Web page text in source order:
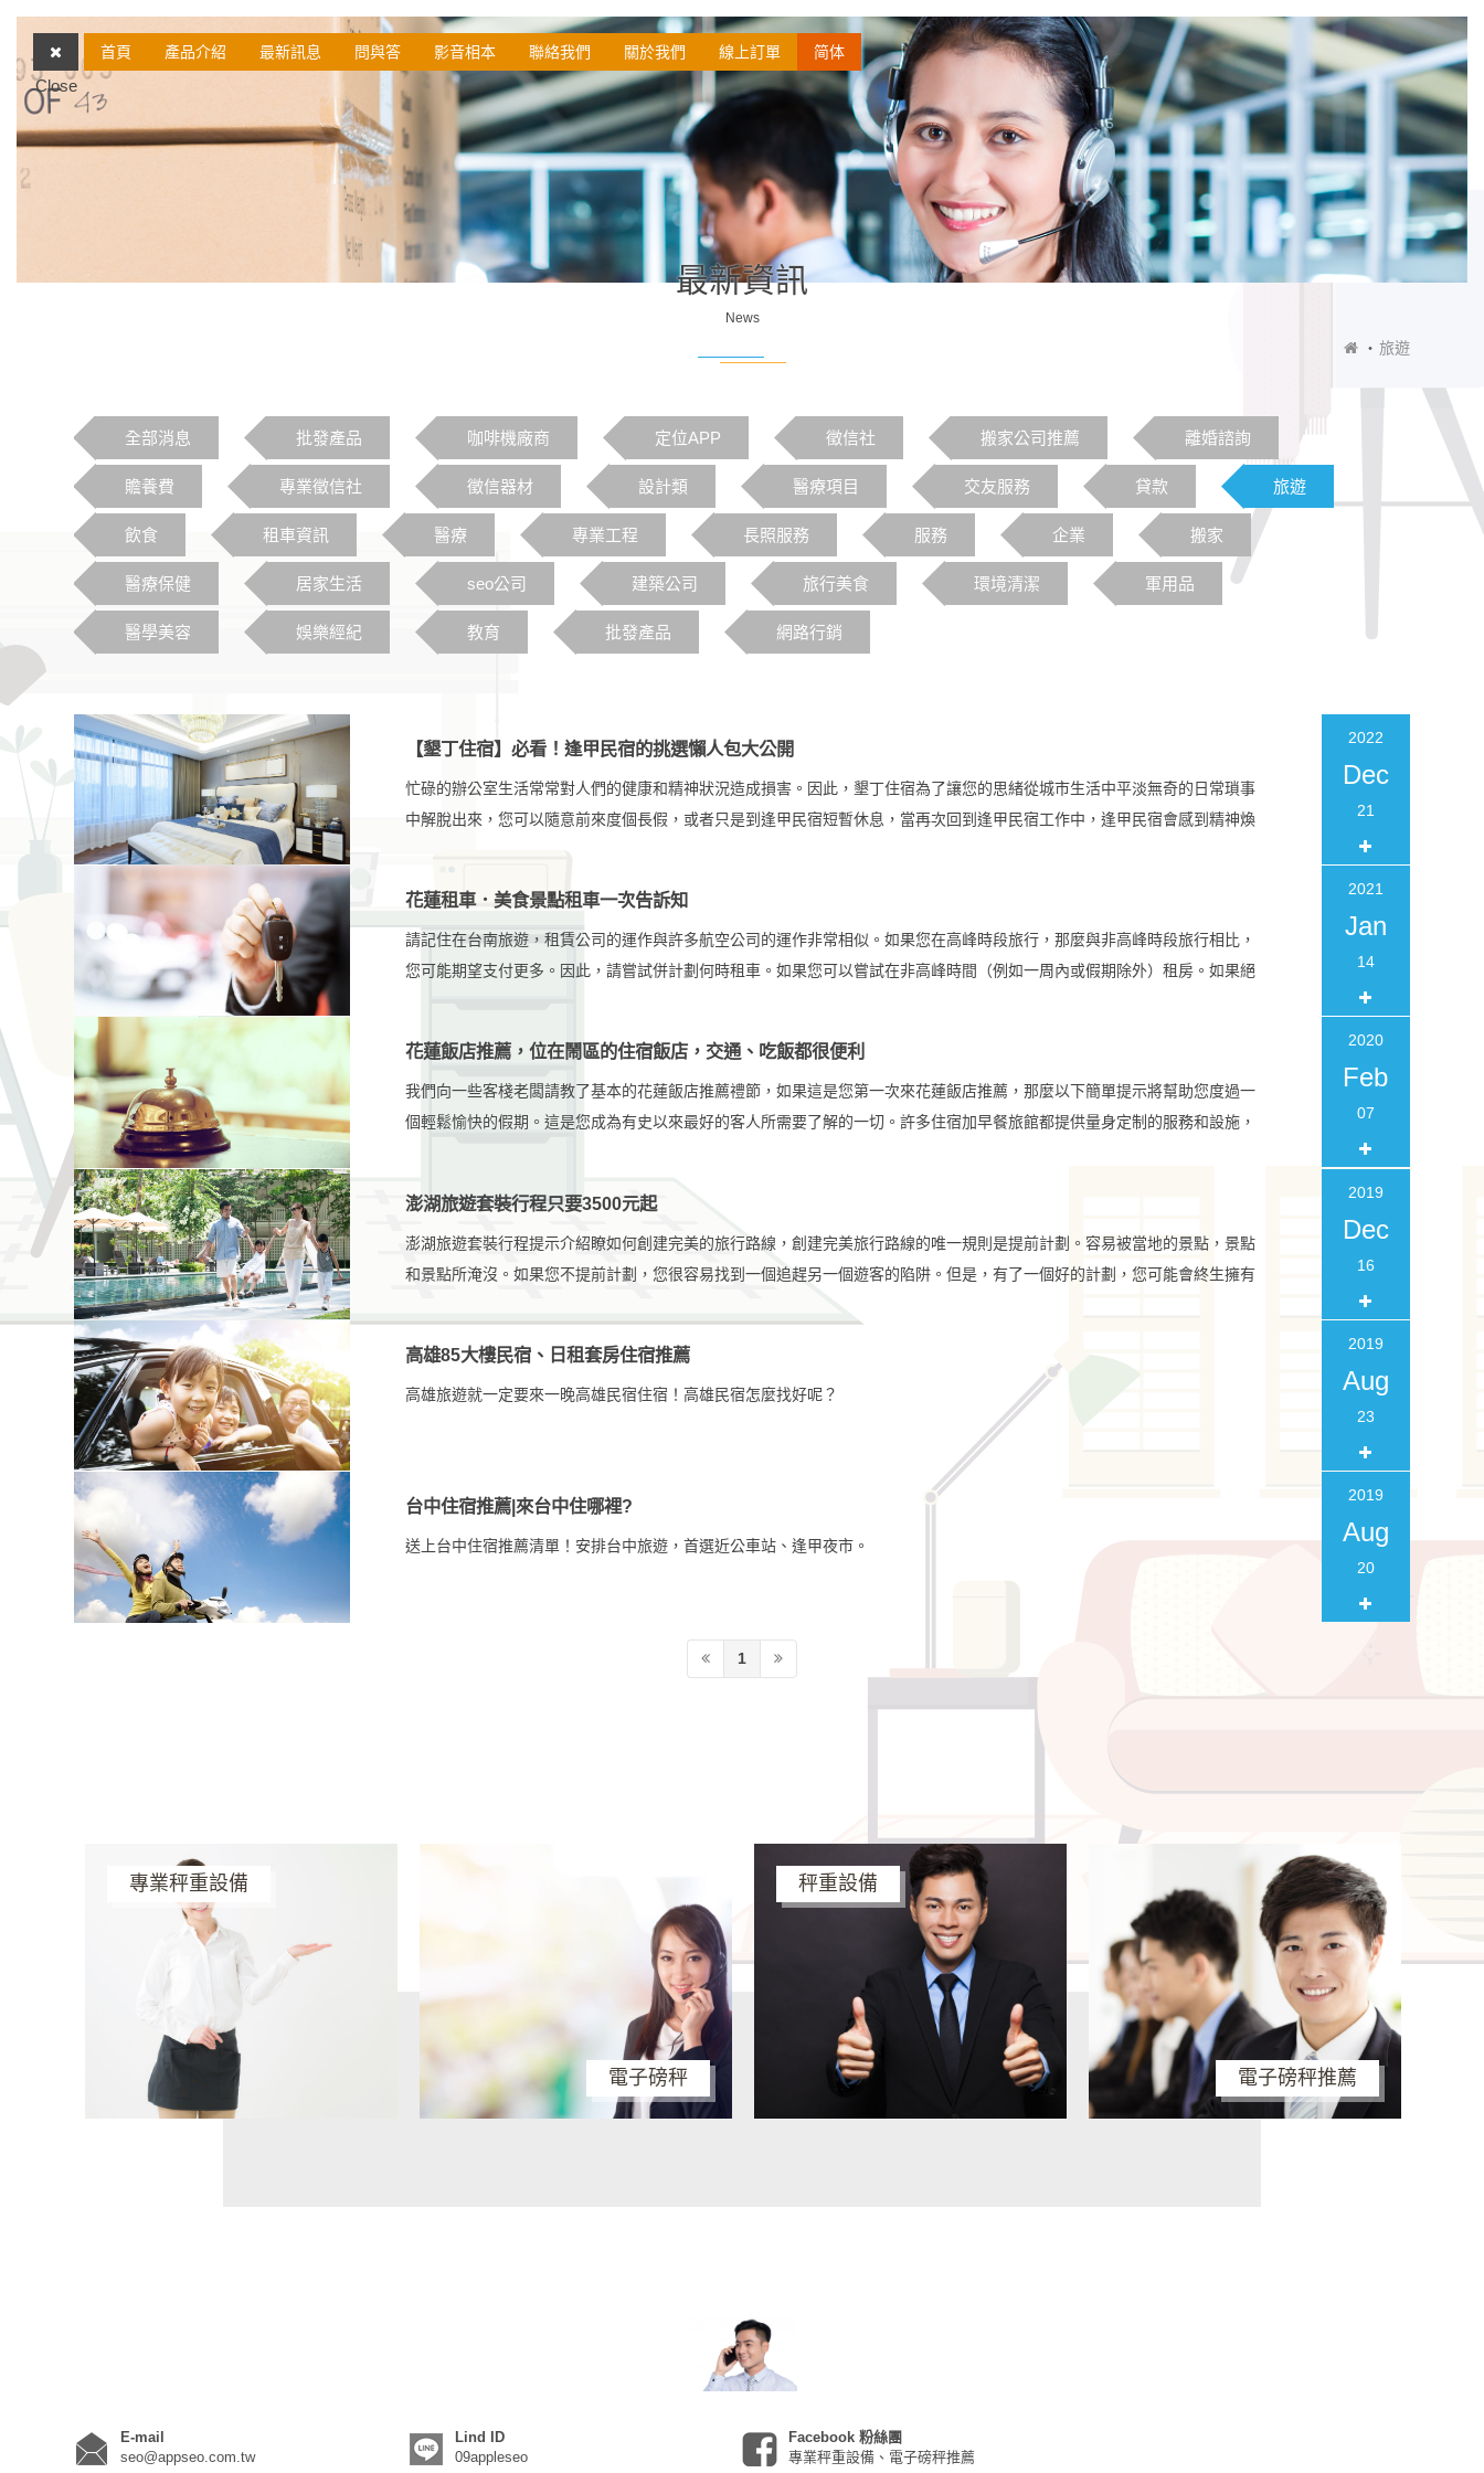
Close
首頁 產品介紹 最新訊息 問與答 影音相本 聯絡我們 關於我們 線上訂單 简体
最新資訊
News
旅遊
全部消息 批發產品 咖啡機廠商 定位APP 徵信社 搬家公司推薦 離婚諮詢
贍養費 專業徵信社 徵信器材 設計類 醫療項目 交友服務 貸款 旅遊
飲食 租車資訊 醫療 專業工程 長照服務 服務 企業 搬家
醫療保健 居家生活 seo公司 建築公司 旅行美食 環境清潔 軍用品
醫學美容 娛樂經紀 教育 批發產品 網路行銷
【墾丁住宿】必看！逢甲民宿的挑選懶人包大公開
忙碌的辦公室生活常常對人們的健康和精神狀況造成損害。因此，墾丁住宿為了讓您的思緒從城市生活中平淡無奇的日常瑣事
中解脫出來，您可以隨意前來度個長假，或者只是到逢甲民宿短暫休息，當再次回到逢甲民宿工作中，逢甲民宿會感到精神煥
2022
Dec
21
花蓮租車．美食景點租車一次告訴知
請記住在台南旅遊，租賃公司的運作與許多航空公司的運作非常相似。如果您在高峰時段旅行，那麼與非高峰時段旅行相比，
您可能期望支付更多。因此，請嘗試併計劃何時租車。如果您可以嘗試在非高峰時間（例如一周內或假期除外）租房。如果絕
住的重要因素。這是快速指南，可幫助您在尋找廉價汽車租賃時找到最優惠的價格。下次需要租車時，請記住這些因素，最終
可能會節省幾美元。只要記住有一些交易，您只需要找到它們。如果所有其他方法都失敗，請使用互聯網找到最佳的租賃協
議；如果需要，請使用經常提供的許多優惠券代碼之一。
2021
Jan
14
花蓮飯店推薦，位在鬧區的住宿飯店，交通、吃飯都很便利
我們向一些客棧老闆請教了基本的花蓮飯店推薦禮節，如果這是您第一次來花蓮飯店推薦，那麼以下簡單提示將幫助您度過一
個輕鬆愉快的假期。這是您成為有史以來最好的客人所需要了解的一切。許多住宿加早餐旅館都提供量身定制的服務和設施，
2020
Feb
07
澎湖旅遊套裝行程只要3500元起
澎湖旅遊套裝行程提示介紹瞭如何創建完美的旅行路線，創建完美旅行路線的唯一規則是提前計劃。容易被當地的景點，景點
和景點所淹沒。如果您不提前計劃，您很容易找到一個追趕另一個遊客的陷阱。但是，有了一個好的計劃，您可能會終生擁有
2019
Dec
16
高雄85大樓民宿、日租套房住宿推薦
高雄旅遊就一定要來一晚高雄民宿住宿！高雄民宿怎麼找好呢？
2019
Aug
23
台中住宿推薦|來台中住哪裡?
送上台中住宿推薦清單！安排台中旅遊，首選近公車站、逢甲夜市。
2019
Aug
20
1
專業秤重設備
電子磅秤
秤重設備
電子磅秤推薦
E-mail
seo@appseo.com.tw
Lind ID
09appleseo
Facebook 粉絲團
專業秤重設備、電子磅秤推薦